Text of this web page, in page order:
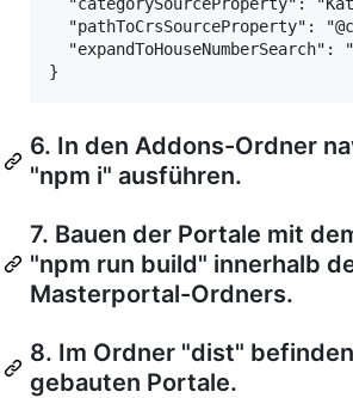
"pathToCrsSourceProperty":
"expandToHouseNumberSearch":
6. In den Addons-Ordner
"npm i" ausführen.
7. Bauen der Portale mit
"npm run build" innerhalb
Masterportal-Ordners.
8. Im Ordner "dist"
gebauten Portale.